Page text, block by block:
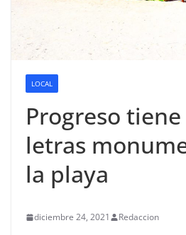
LOCAL
Progreso
letras
la playa
diciembre 24, 2021 Redaccion